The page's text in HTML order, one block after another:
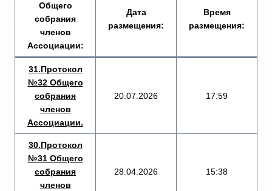
Общего
собрания
членов
Ассоциации:
Дата
размещения:
Время
размещения:
31.Протокол
№32 Общего
собрания
членов
Ассоциации.
20.07.2026 17:59
30.Протокол
№31 Общего
собрания
членов
28.04.2026 15:38